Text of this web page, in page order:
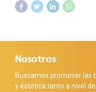
Nosotros
Buscamos promover las
y estética tanto a nivel